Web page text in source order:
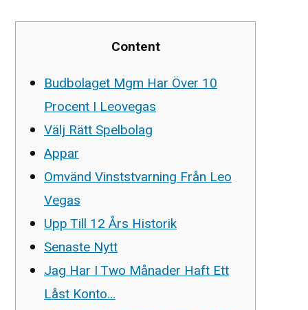
Content
Budbolaget Mgm Har Över 10
Procent I Leovegas
Välj Rätt Spelbolag
Appar
Omvänd Vinststvarning Från Leo
Vegas
Upp Till 12 Års Historik
Senaste Nytt
Jag Har I Two Månader Haft Ett
Låst Konto…